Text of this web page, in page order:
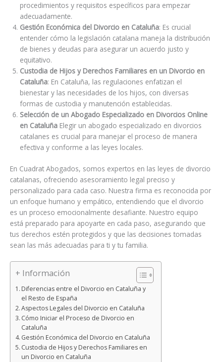
procedimientos y requisitos específicos para empezar
adecuadamente.
Gestión Económica del Divorcio en Cataluña: Es crucial
entender cómo la legislación catalana maneja la distribución
de bienes y deudas para asegurar un acuerdo justo y
equitativo.
Custodia de Hijos y Derechos Familiares en un Divorcio en
Cataluña: En Cataluña, las regulaciones enfatizan el
bienestar y las necesidades de los hijos, con diversas
formas de custodia y manutención establecidas.
Selección de un Abogado Especializado en Divorcios Online
en Cataluña Elegir un abogado especializado en divorcios
catalanes es crucial para manejar el proceso de manera
efectiva y conforme a las leyes locales.
En Cuadrat Abogados, somos expertos en las leyes de divorcio
catalanas, ofreciendo asesoramiento legal preciso y
personalizado para cada caso. Nuestra firma es reconocida por
un enfoque humano y empático, entendiendo que el divorcio
es un proceso emocionalmente desafiante. Nuestro equipo
está preparado para apoyarte en cada paso, asegurando que
tus derechos estén protegidos y que las decisiones tomadas
sean las más adecuadas para ti y tu familia.
+ Información
Diferencias entre el Divorcio en Cataluña y
el Resto de España
Aspectos Legales del Divorcio en Cataluña
Cómo Iniciar el Proceso de Divorcio en
Cataluña
Gestión Económica del Divorcio en Cataluña
Custodia de Hijos y Derechos Familiares en
un Divorcio en Cataluña